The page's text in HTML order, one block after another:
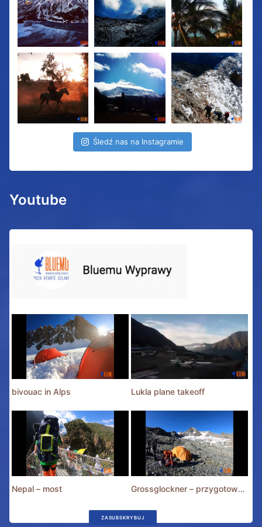
Śledź nas na Instagramie
Youtube
bivouac in Alps Lukla plane takeoff
Nepal – most Grossglockner – przygotowania
ZASUBSKRYBUJ